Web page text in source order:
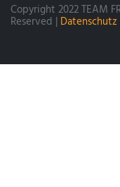
Copyright 2022 TEAM
Reserved | Datenschutz